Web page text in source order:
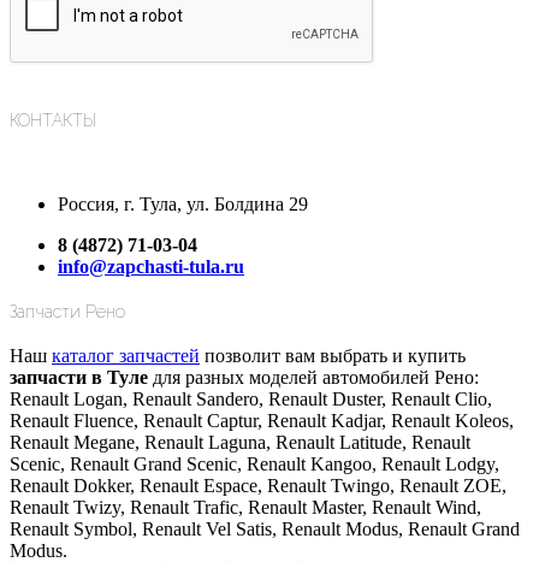
КОНТАКТЫ
Россия, г. Тула, ул. Болдина 29
8 (4872) 71-03-04
info@zapchasti-tula.ru
Запчасти Рено
Наш каталог запчастей позволит вам выбрать и купить
запчасти в Туле для разных моделей автомобилей Рено:
Renault Logan, Renault Sandero, Renault Duster, Renault Clio,
Renault Fluence, Renault Captur, Renault Kadjar, Renault Koleos,
Renault Megane, Renault Laguna, Renault Latitude, Renault
Scenic, Renault Grand Scenic, Renault Kangoo, Renault Lodgy,
Renault Dokker, Renault Espace, Renault Twingo, Renault ZOE,
Renault Twizy, Renault Trafic, Renault Master, Renault Wind,
Renault Symbol, Renault Vel Satis, Renault Modus, Renault Grand
Modus.